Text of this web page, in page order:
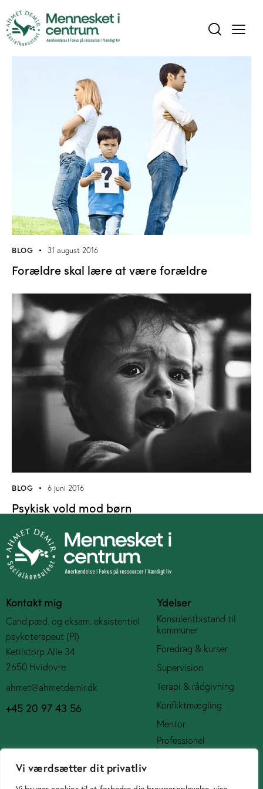
Vi værdsætter dit privatliv
BLOG 31 august 2016
Forældre skal lære at være forældre
BLOG 6 juni 2016
Psykisk vold mod børn
Kontakt mig
Cand.pæd. og eksam. eksistentiel
psykoterapeut (PI)
Ketilstorp Alle 34
2650 Hvidovre
ahmet@ahmetdemir.dk
+45 20 97 43 56
Ydelser
Konsulentbistand til
kommuner
Foredrag & kurser
Supervision
Terapi & rådgivning
Konfliktmægling
Mentor
Professionel
bestyrelsespost
Social Media